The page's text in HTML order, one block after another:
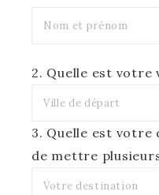
2. Quelle est votre
3. Quelle est
de mettre